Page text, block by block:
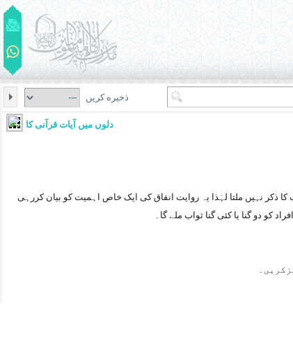
ذخیره کریں
دلوں میں آیات قرآنی کا نفوذ
ذکر نہیں ملتا لہٰذا یہ روایت انفاق کی ایک خاص اہمیت کو بیان کررہی
کو دو گنا یا کئی گنا ثواب ملے گا۔